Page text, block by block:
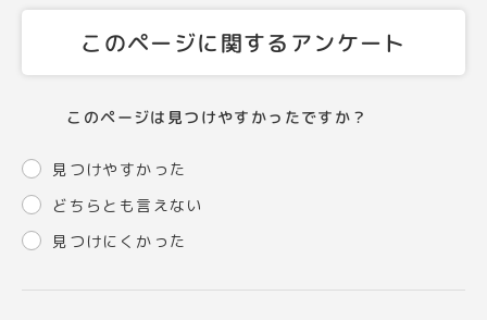
このページに関するアンケート
このページは見つけやすかったですか？
見つけやすかった
どちらとも言えない
見つけにくかった